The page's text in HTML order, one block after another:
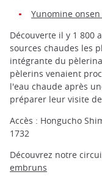
Yunomine onsen
Découverte il y 1 800
sources chaudes les
intégrante du
pèlerins venaient
l'eau chaude après
préparer leur visite
Accès : Hongucho
1732
Découvrez notre
embruns